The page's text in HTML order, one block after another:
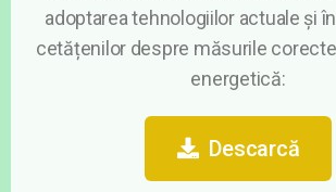
adoptarea tehnologiilor actuale și
cetățenilor despre măsurile
energetică:​
Descarcă